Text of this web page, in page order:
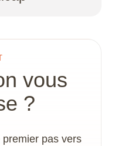
pendant la
concrétisation du
disposent
vous
?
pas vers